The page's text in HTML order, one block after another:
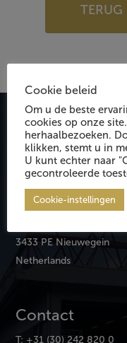
Event
3433 PE Nieuwegein
Netherlands
Contact
T: +31 (30) 242 820 0
Cookie beleid
Om u de beste
cookies op onze
herhaalbezoeken.
klikken, stemt u in
U kunt echter naar
gecontroleerde
Cookie-instellingen